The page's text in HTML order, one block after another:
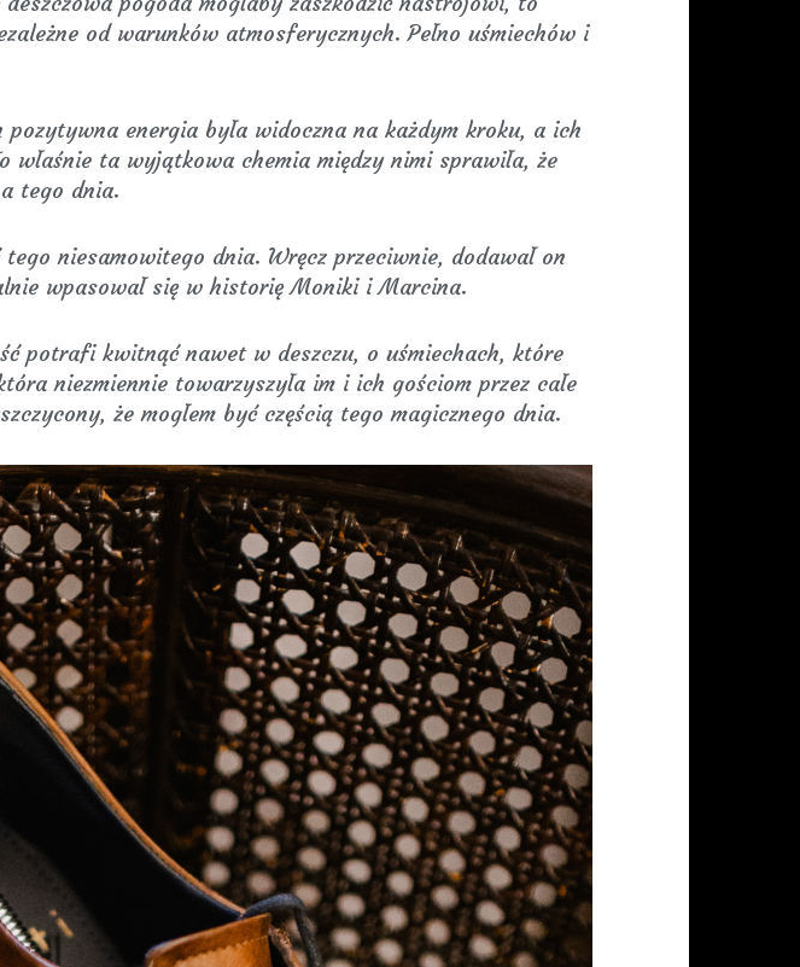
od warunków atmosferycznych. Pełno uśmiechów i
energia była widoczna na każdym kroku, a ich
ta wyjątkowa chemia między nimi sprawiła, że
tego dnia.
niesamowitego dnia. Wręcz przeciwnie, dodawał on
wpasował się w historię Moniki i Marcina.
potrafi kwitnąć nawet w deszczu, o uśmiechach, które
niezmiennie towarzyszyła im i ich gościom przez całe
że mogłem być częścią tego magicznego dnia.